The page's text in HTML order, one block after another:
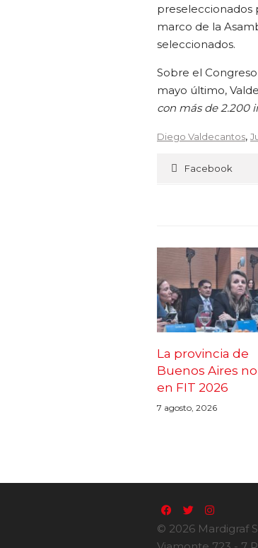
preseleccionados
marco de la
seleccionados.
Sobre el
mayo último,
con más de 2.200
Diego Valdecantos,
Facebook
La provincia de
Buenos Aires
en FIT 2026
7 agosto, 2026
© 2026 Mardigraf